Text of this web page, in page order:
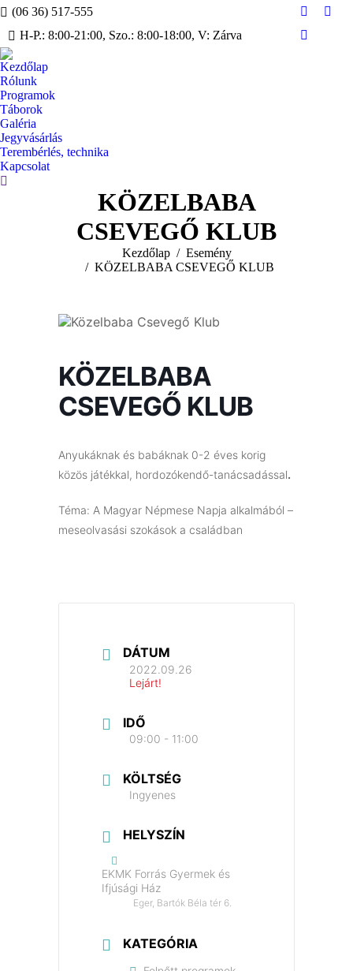
(06 36) 517-555
H-P.: 8:00-21:00, Szo.: 8:00-18:00, V: Zárva
Facebook
page
YouTube
Kezdőlap
Rólunk
Programok
Táborok
Galéria
Jegyvásárlás
Terembérlés, technika
Kapcsolat
Search:
KÖZELBABA
CSEVEGŐ KLUB
Kezdőlap
Esemény
KÖZELBABA CSEVEGŐ KLUB
KÖZELBABA
CSEVEGŐ KLUB
Anyukáknak és babáknak 0-2 éves korig
közös játékkal, hordozókendő-tanácsadással.
Téma: A Magyar Népmese Napja alkalmából –
meseolvasási szokások a családban
DÁTUM
2022.09.26
Lejárt!
IDŐ
09:00 - 11:00
KÖLTSÉG
Ingyenes
HELYSZÍN
EKMK Forrás Gyermek és
Ifjúsági Ház
Eger, Bartók Béla tér 6.
KATEGÓRIA